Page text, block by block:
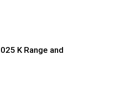
K Range and